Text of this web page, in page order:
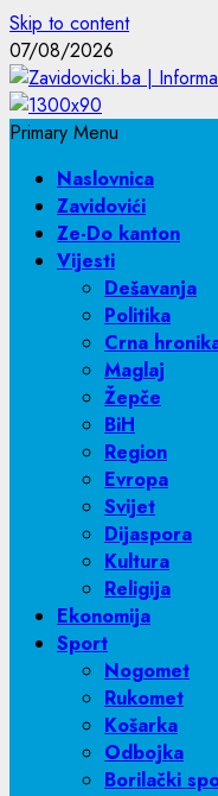
Skip to content
07/08/2026
Primary Menu
Naslovnica
Zavidovići
Ze-Do kanton
Vijesti
Dešavanja
Politika
Crna
Maglaj
Žepče
BiH
Region
Evropa
Svijet
Dijaspora
Kultura
Religija
Ekonomija
Sport
Nogomet
Rukomet
Košarka
Odbojka
Borilački